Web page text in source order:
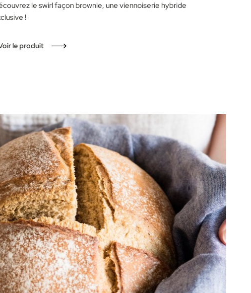
le swirl façon brownie, une viennoiserie hybride
!
le produit